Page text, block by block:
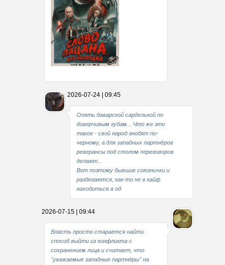
В свое время
2026-07-24 | 09:45
Опять баварской сарделькой по
доверчивым губам... Что же это
такое - свой народ гнобят по-
черному, а для западных партнёров
реверансы под столом переговоров
делают...
Вот поэтому бывшие союзнички и
разбегаются, как-то не в кайф
находиться в од
2026-07-15 | 09:44
Власть просто старается найти
способ выйти из конфликта с
сохранением лица и считает, что
"уважаемые западные партнёры" на